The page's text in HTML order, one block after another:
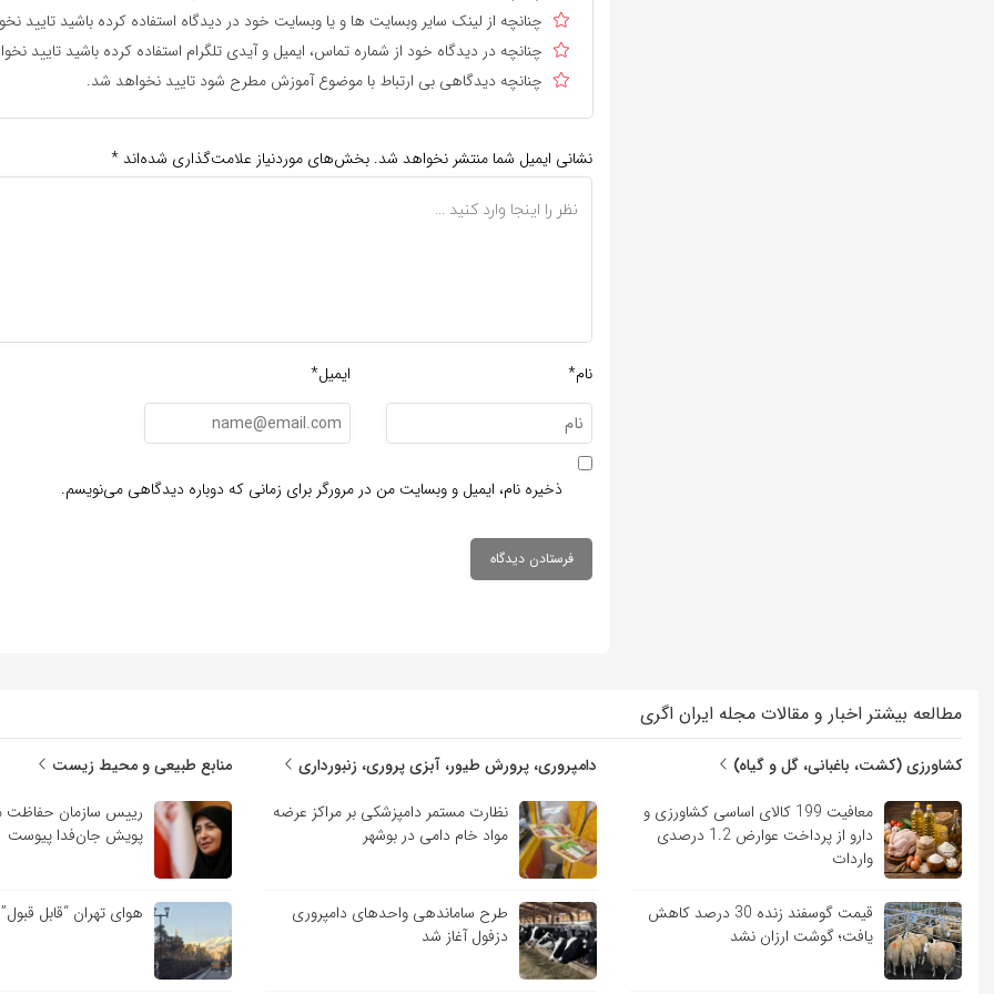
چنانچه از لینک سایر وبسایت ها و یا وبسایت خود در دیدگاه استفاده کرده باشید تایید
چنانچه در دیدگاه خود از شماره تماس، ایمیل و آیدی تلگرام استفاده کرده باشید تایید
چنانچه دیدگاهی بی ارتباط با موضوع آموزش مطرح شود تایید نخواهد شد.
نشانی ایمیل شما منتشر نخواهد شد. بخش‌های موردنیاز علامت‌گذاری شده‌اند *
نام* ایمیل*
ذخیره نام، ایمیل و وبسایت من در مرورگر برای زمانی که دوباره دیدگاهی می‌نویسم.
مطالعه بیشتر اخبار و مقالات مجله ایران اگری
کشاورزی (کشت، باغبانی، گل و گیاه)
معافیت 199 کالای اساسی کشاورزی و
دارو از پرداخت عوارض 1.2 درصدی
واردات
قیمت گوسفند زنده 30 درصد کاهش
یافت؛ گوشت ارزان نشد
دامپروری، پرورش طیور، آبزی پروری، زنبورداری
نظارت مستمر دامپزشکی بر مراکز عرضه
مواد خام دامی در بوشهر
طرح ساماندهی واحدهای دامپروری
دزفول آغاز شد
منابع طبیعی و محیط زیست
رییس سازمان
پویش جان‌فدا پیوست
هوای تهران “قابل